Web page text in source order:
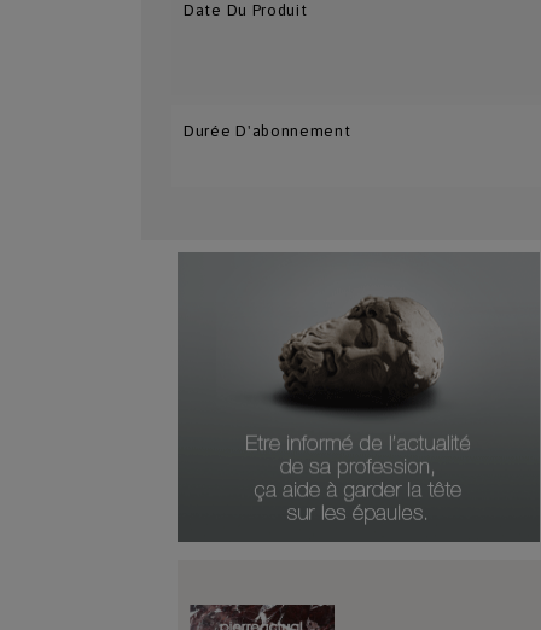
Date Du Produit
Durée D'abonnement